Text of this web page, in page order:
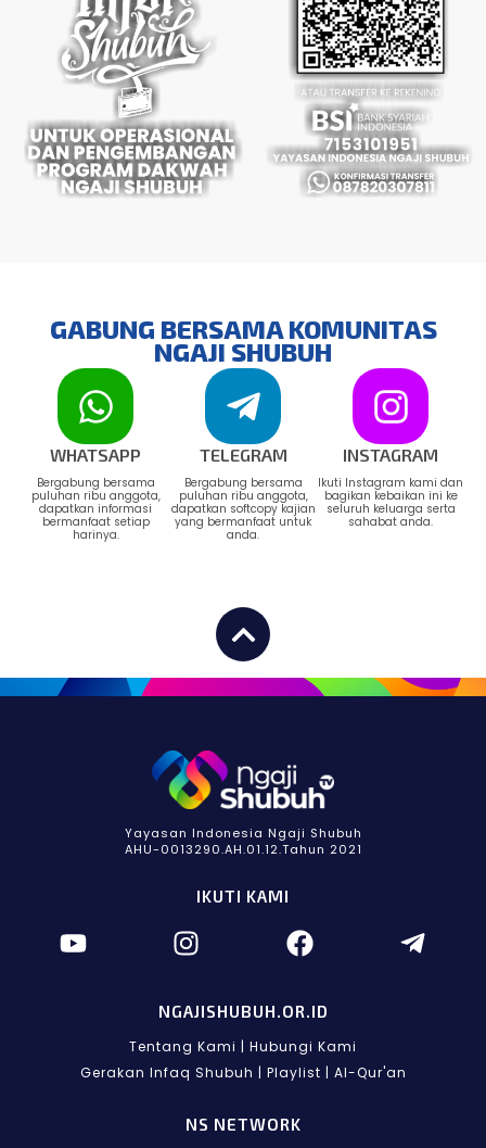
GABUNG BERSAMA KOMUNITAS
NGAJI SHUBUH
WHATSAPP
Bergabung bersama
puluhan ribu anggota,
dapatkan informasi
bermanfaat setiap
harinya.
TELEGRAM
Bergabung bersama
puluhan ribu anggota,
dapatkan softcopy kajian
yang bermanfaat untuk
anda.
INSTAGRAM
Ikuti Instagram kami dan
bagikan kebaikan ini ke
seluruh keluarga serta
sahabat anda.
Yayasan Indonesia Ngaji Shubuh
AHU-0013290.AH.01.12.Tahun 2021
IKUTI KAMI
NGAJISHUBUH.OR.ID
Tentang Kami | Hubungi Kami
Gerakan Infaq Shubuh | Playlist | Al-Qur'an
NS NETWORK